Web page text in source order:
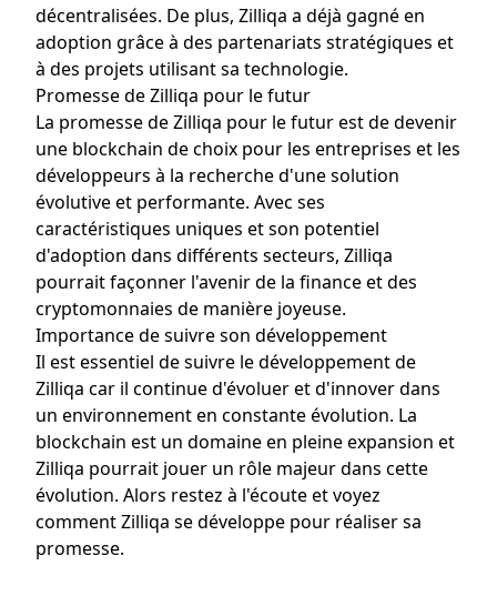
décentralisées. De plus, Zilliqa a déjà gagné en
adoption grâce à des partenariats stratégiques et
à des projets utilisant sa technologie.
Promesse de Zilliqa pour le futur
La promesse de Zilliqa pour le futur est de devenir
une blockchain de choix pour les entreprises et les
développeurs à la recherche d'une solution
évolutive et performante. Avec ses
caractéristiques uniques et son potentiel
d'adoption dans différents secteurs, Zilliqa
pourrait façonner l'avenir de la finance et des
cryptomonnaies de manière joyeuse.
Importance de suivre son développement
Il est essentiel de suivre le développement de
Zilliqa car il continue d'évoluer et d'innover dans
un environnement en constante évolution. La
blockchain est un domaine en pleine expansion et
Zilliqa pourrait jouer un rôle majeur dans cette
évolution. Alors restez à l'écoute et voyez
comment Zilliqa se développe pour réaliser sa
promesse.